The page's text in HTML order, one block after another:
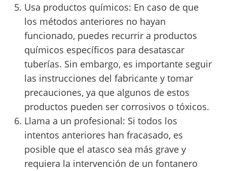
Usa productos químicos: En caso de que
los métodos anteriores no hayan
funcionado, puedes recurrir a productos
químicos específicos para desatascar
tuberías. Sin embargo, es importante seguir
las instrucciones del fabricante y tomar
precauciones, ya que algunos de estos
productos pueden ser corrosivos o tóxicos.
Llama a un profesional: Si todos los
intentos anteriores han fracasado, es
posible que el atasco sea más grave y
requiera la intervención de un fontanero